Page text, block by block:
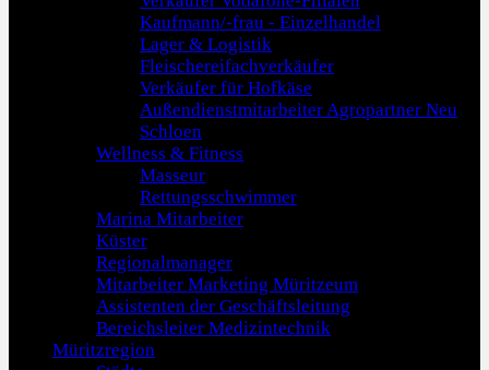
Kaufmann/-frau - Einzelhandel
Lager & Logistik
Fleischereifachverkäufer
Verkäufer für Hofkäse
Außendienstmitarbeiter Agropartner Neu
Schloen
Wellness & Fitness
Masseur
Rettungsschwimmer
Marina Mitarbeiter
Küster
Regionalmanager
Mitarbeiter Marketing Müritzeum
Assistenten der Geschäftsleitung
Bereichsleiter Medizintechnik
Müritzregion